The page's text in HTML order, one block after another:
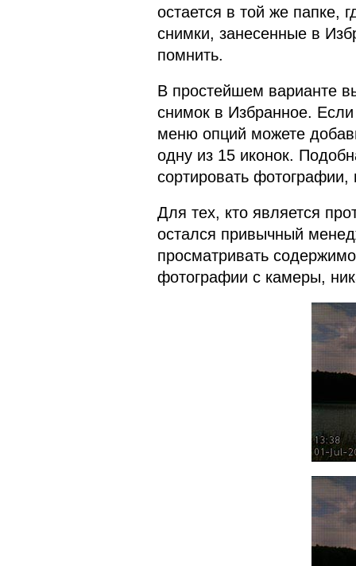
остается в той же папке,
снимки, занесенные в
помнить.
В простейшем варианте
снимок в Избранное. Если
меню опций можете
одну из 15 иконок.
сортировать
Для тех, кто является
остался привычный
просматривать
фотографии с камеры,